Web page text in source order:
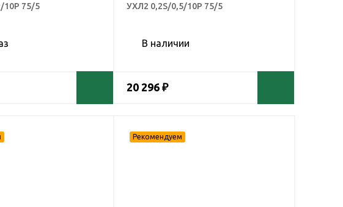
10Р 75/5
УХЛ2 0,2S/0,5/10Р 75/5
В наличии
20 296 ₽